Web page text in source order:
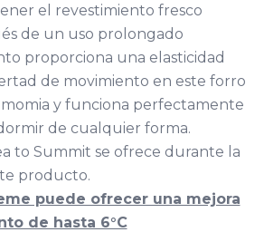
el revestimiento fresco
de un uso prolongado
proporciona una elasticidad
de movimiento en este forro
y funciona perfectamente
de cualquier forma.
to Summit se ofrece durante la
producto.
puede ofrecer una mejora
de hasta 6°C